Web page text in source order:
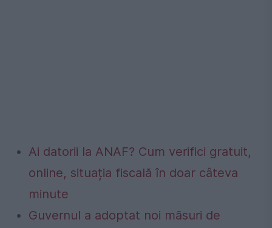
Ai datorii la ANAF? Cum verifici gratuit,
online, situația fiscală în doar câteva
minute
Guvernul a adoptat noi măsuri de